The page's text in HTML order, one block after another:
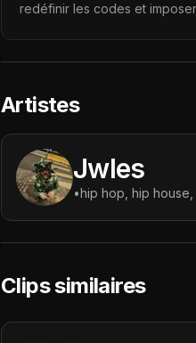
redéfinir les codes et
Artistes
Jwles
•hip hop, hip house,
Clips similaires